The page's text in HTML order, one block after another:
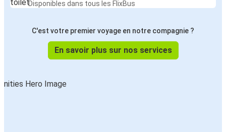
Disponibles dans tous les FlixBus
C'est votre premier voyage en notre compagnie ?
En savoir plus sur nos services